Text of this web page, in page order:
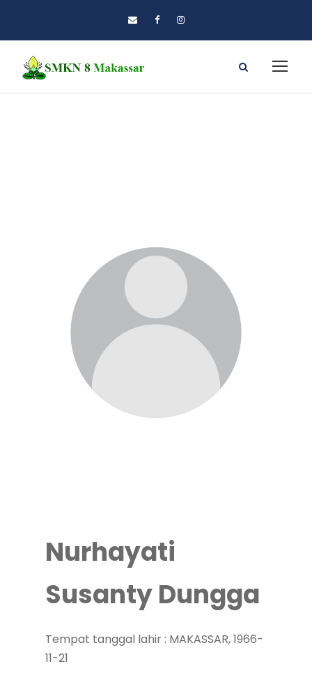
Nurhayati
Susanty Dungga
Tempat tanggal lahir : MAKASSAR, 1966-
11-21